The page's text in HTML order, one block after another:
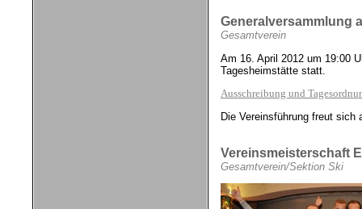
Generalversammlung
Gesamtverein
Am 16. April 2012 um 19:00
Tagesheimstätte statt.
Ausschreibung und
Die Vereinsführung freut sich
Vereinsmeisterschaft
Gesamtverein/Sektion Ski